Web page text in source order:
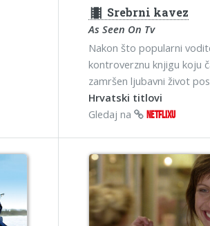
theaters Srebrni kavez
As Seen On Tv
Nakon što popularni
kontroverznu knjigu koju
zamršen ljubavni život
Hrvatski titlovi
Gledaj na
NETFLIXU